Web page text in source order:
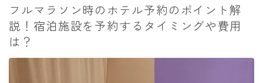
ロードマップ
大会を探す
フルマラソン時のホテル予約のポイント解
説！宿泊施設を予約するタイミングや費用
は？